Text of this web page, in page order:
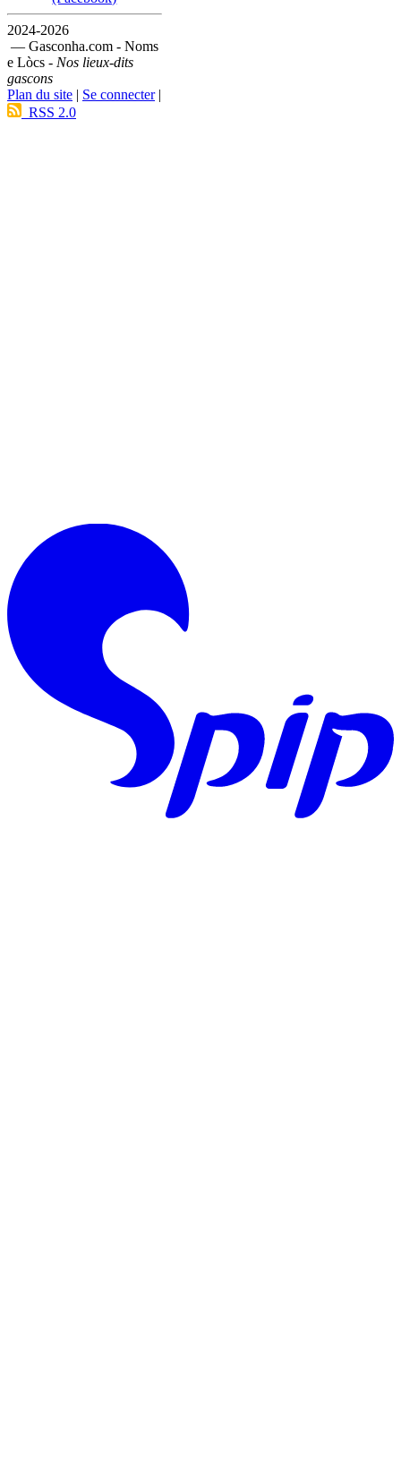
2024-2026
— Gasconha.com - Noms
e Lòcs - Nos lieux-dits
gascons
Plan du site | Se connecter|
RSS 2.0